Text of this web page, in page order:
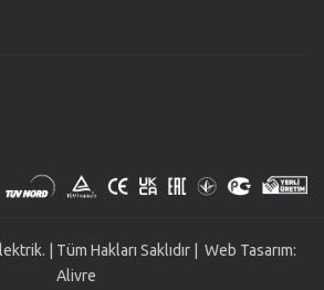
| Tüm Hakları Saklıdır | Web Tasarım:
Alivre